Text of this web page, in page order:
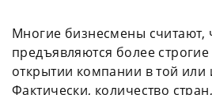
Многие бизнесмены считают,
предъявляются более
открытии компании в той или
Фактически, количество